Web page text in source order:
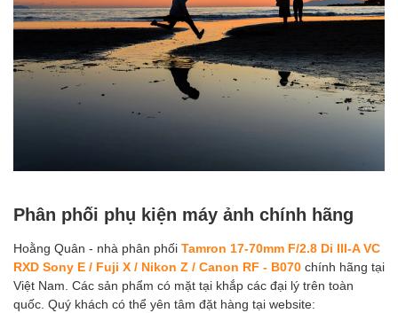
Phân phối phụ kiện máy ảnh chính hãng
Hoằng Quân - nhà phân phối Tamron 17-70mm F/2.8 Di III-A VC
RXD Sony E / Fuji X / Nikon Z / Canon RF - B070 chính hãng tại
Việt Nam. Các sản phẩm có mặt tại khắp các đại lý trên toàn
quốc. Quý khách có thể yên tâm đặt hàng tại website: